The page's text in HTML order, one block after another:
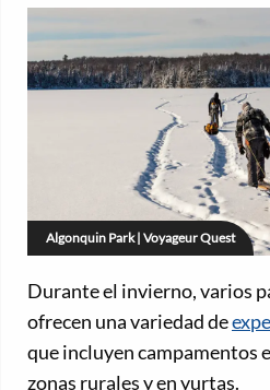
Algonquin Park | Voyageur Quest
Durante el invierno, varios
ofrecen una variedad de
que incluyen campamentos
zonas rurales y en yurtas.